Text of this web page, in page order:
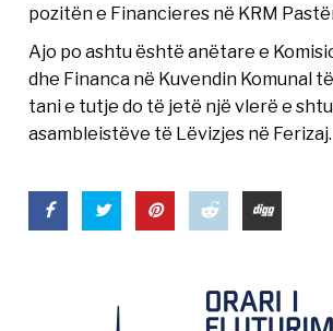
pozitën e Financieres në KRM
Ajo po ashtu është anëtare e
dhe Financa në Kuvendin Komunal
tani e tutje do të jetë një vlerë e
asambleistëve të Lëvizjes në Ferizaj.